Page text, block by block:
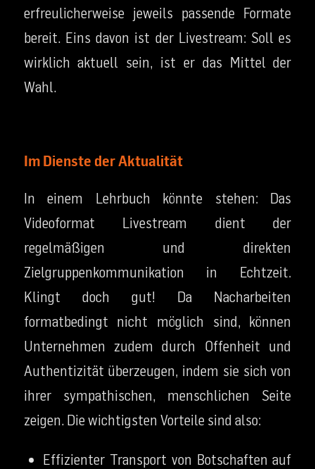
erfreulicherweise jeweils passende Formate
bereit. Eins davon ist der Livestream: Soll es
wirklich aktuell sein, ist er das Mittel der
Wahl.
Im Dienste der Aktualität
In einem Lehrbuch könnte stehen: Das
Videoformat Livestream dient der
regelmäßigen und direkten
Zielgruppenkommunikation in Echtzeit.
Klingt doch gut! Da Nacharbeiten
formatbedingt nicht möglich sind, können
Unternehmen zudem durch Offenheit und
Authentizität überzeugen, indem sie sich von
ihrer sympathischen, menschlichen Seite
zeigen. Die wichtigsten Vorteile sind also:
Effizienter Transport von Botschaften auf